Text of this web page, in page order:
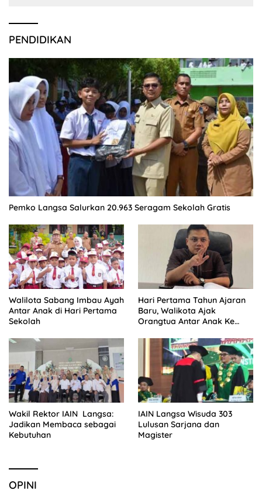
PENDIDIKAN
Pemko Langsa Salurkan 20.963 Seragam Sekolah Gratis
Walilota Sabang Imbau Ayah
Antar Anak di Hari Pertama
Sekolah
Hari Pertama Tahun Ajaran
Baru, Walikota Ajak
Orangtua Antar Anak Ke
Wakil Rektor IAIN Langsa:
Jadikan Membaca sebagai
Kebutuhan
IAIN Langsa Wisuda 303
Lulusan Sarjana dan
Magister
OPINI